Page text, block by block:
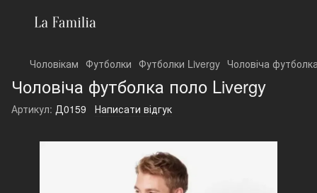
Чоловікам Футболки Футболки Livergy Чоловіча
Чоловіча футболка поло Livergy
Артикул: Д0159 Написати відгук